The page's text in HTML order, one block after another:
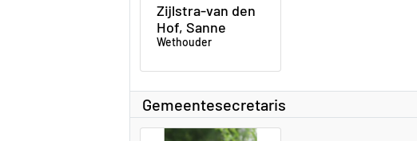
Zijlstra-van den
Hof, Sanne
Wethouder
Gemeentesecretaris